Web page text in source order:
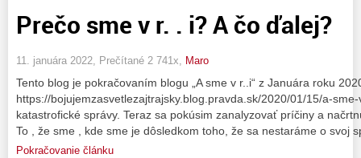
Prečo sme v r. . i? A čo ďalej?
11. januára 2022, Prečítané 2 741x, Maro
Tento blog je pokračovaním blogu „A sme v r..i“ z Januára roku
https://bojujemzasvetlezajtrajsky.blog.pravda.sk/2020/01/15/a-
katastrofické správy. Teraz sa pokúsim zanalyzovať príčiny a
To , že sme , kde sme je dôsledkom toho, že sa nestaráme o svoj
Pokračovanie článku